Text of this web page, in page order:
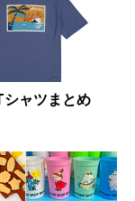
ャツまとめ